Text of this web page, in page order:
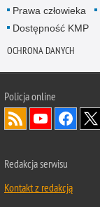
Prawa człowieka
Dostępność KMP
OCHRONA DANYCH
Policja online
Redakcja serwisu
Kontakt z redakcją